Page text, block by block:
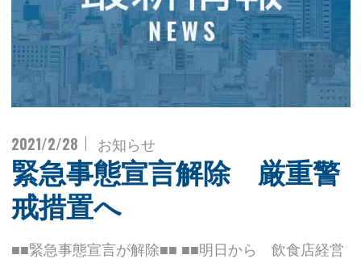
2021/2/28 お知らせ
緊急事態宣言解除 厳重警
戒措置へ
■■緊急事態宣言が解除■■ ■■明日から 飲食店経営